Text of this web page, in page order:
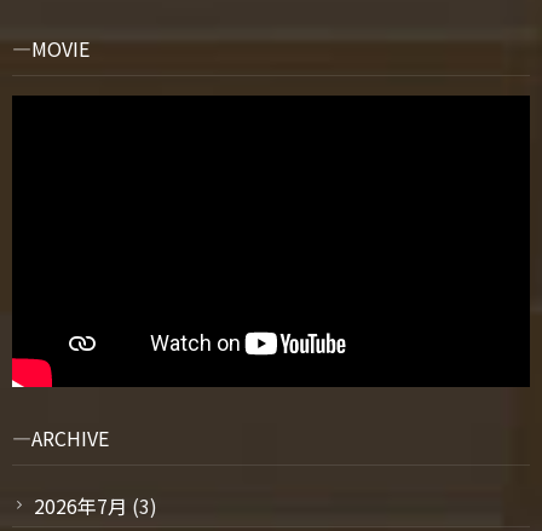
MOVIE
ARCHIVE
2026年7月 (3)